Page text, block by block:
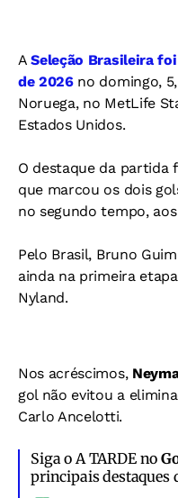
ASeleção Brasileira
de 2026no domingo,
Noruega, no MetLife
Estados Unidos.
O destaque da partida
que marcou os dois
no segundo tempo,
Pelo Brasil, Bruno
ainda na primeira
Nyland.
Nos acréscimos,
gol não evitou a
Carlo Ancelotti.
Siga o A TARDE no
principais destaques